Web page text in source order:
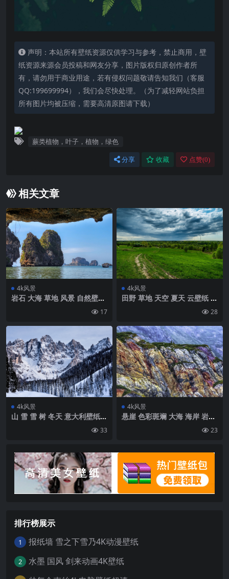
声明：本站所有壁纸资源仅供学习与参考，禁止商用，壁
纸资源来源会员投稿和网友分享，图片版权归原创作者所
有，请勿用于商业用途，若有侵权问题敬请告知我们（客服
QQ:199699994），我们会尽快处理。（为了减轻网站负担
所有图片均被压缩，需要高清原图请下载）
蕨类植物，叶子，植物，绿色
分享 收藏 点赞(0)
相关文章
4k风景
岩石 大海 草地 风景 自然壁纸
17
4k风景
田野 草地 天空 夏天 云壁纸 背
28
4k风景
山 雪 雪 树 冬天 意大利壁纸
33
4k风景
悬崖 色彩斑斓 大海 海岸 岩石
23
排行榜展示
1 报纸墙 雪之下雪乃4K动漫壁纸
2 水墨 国风 剑来动画4K壁纸